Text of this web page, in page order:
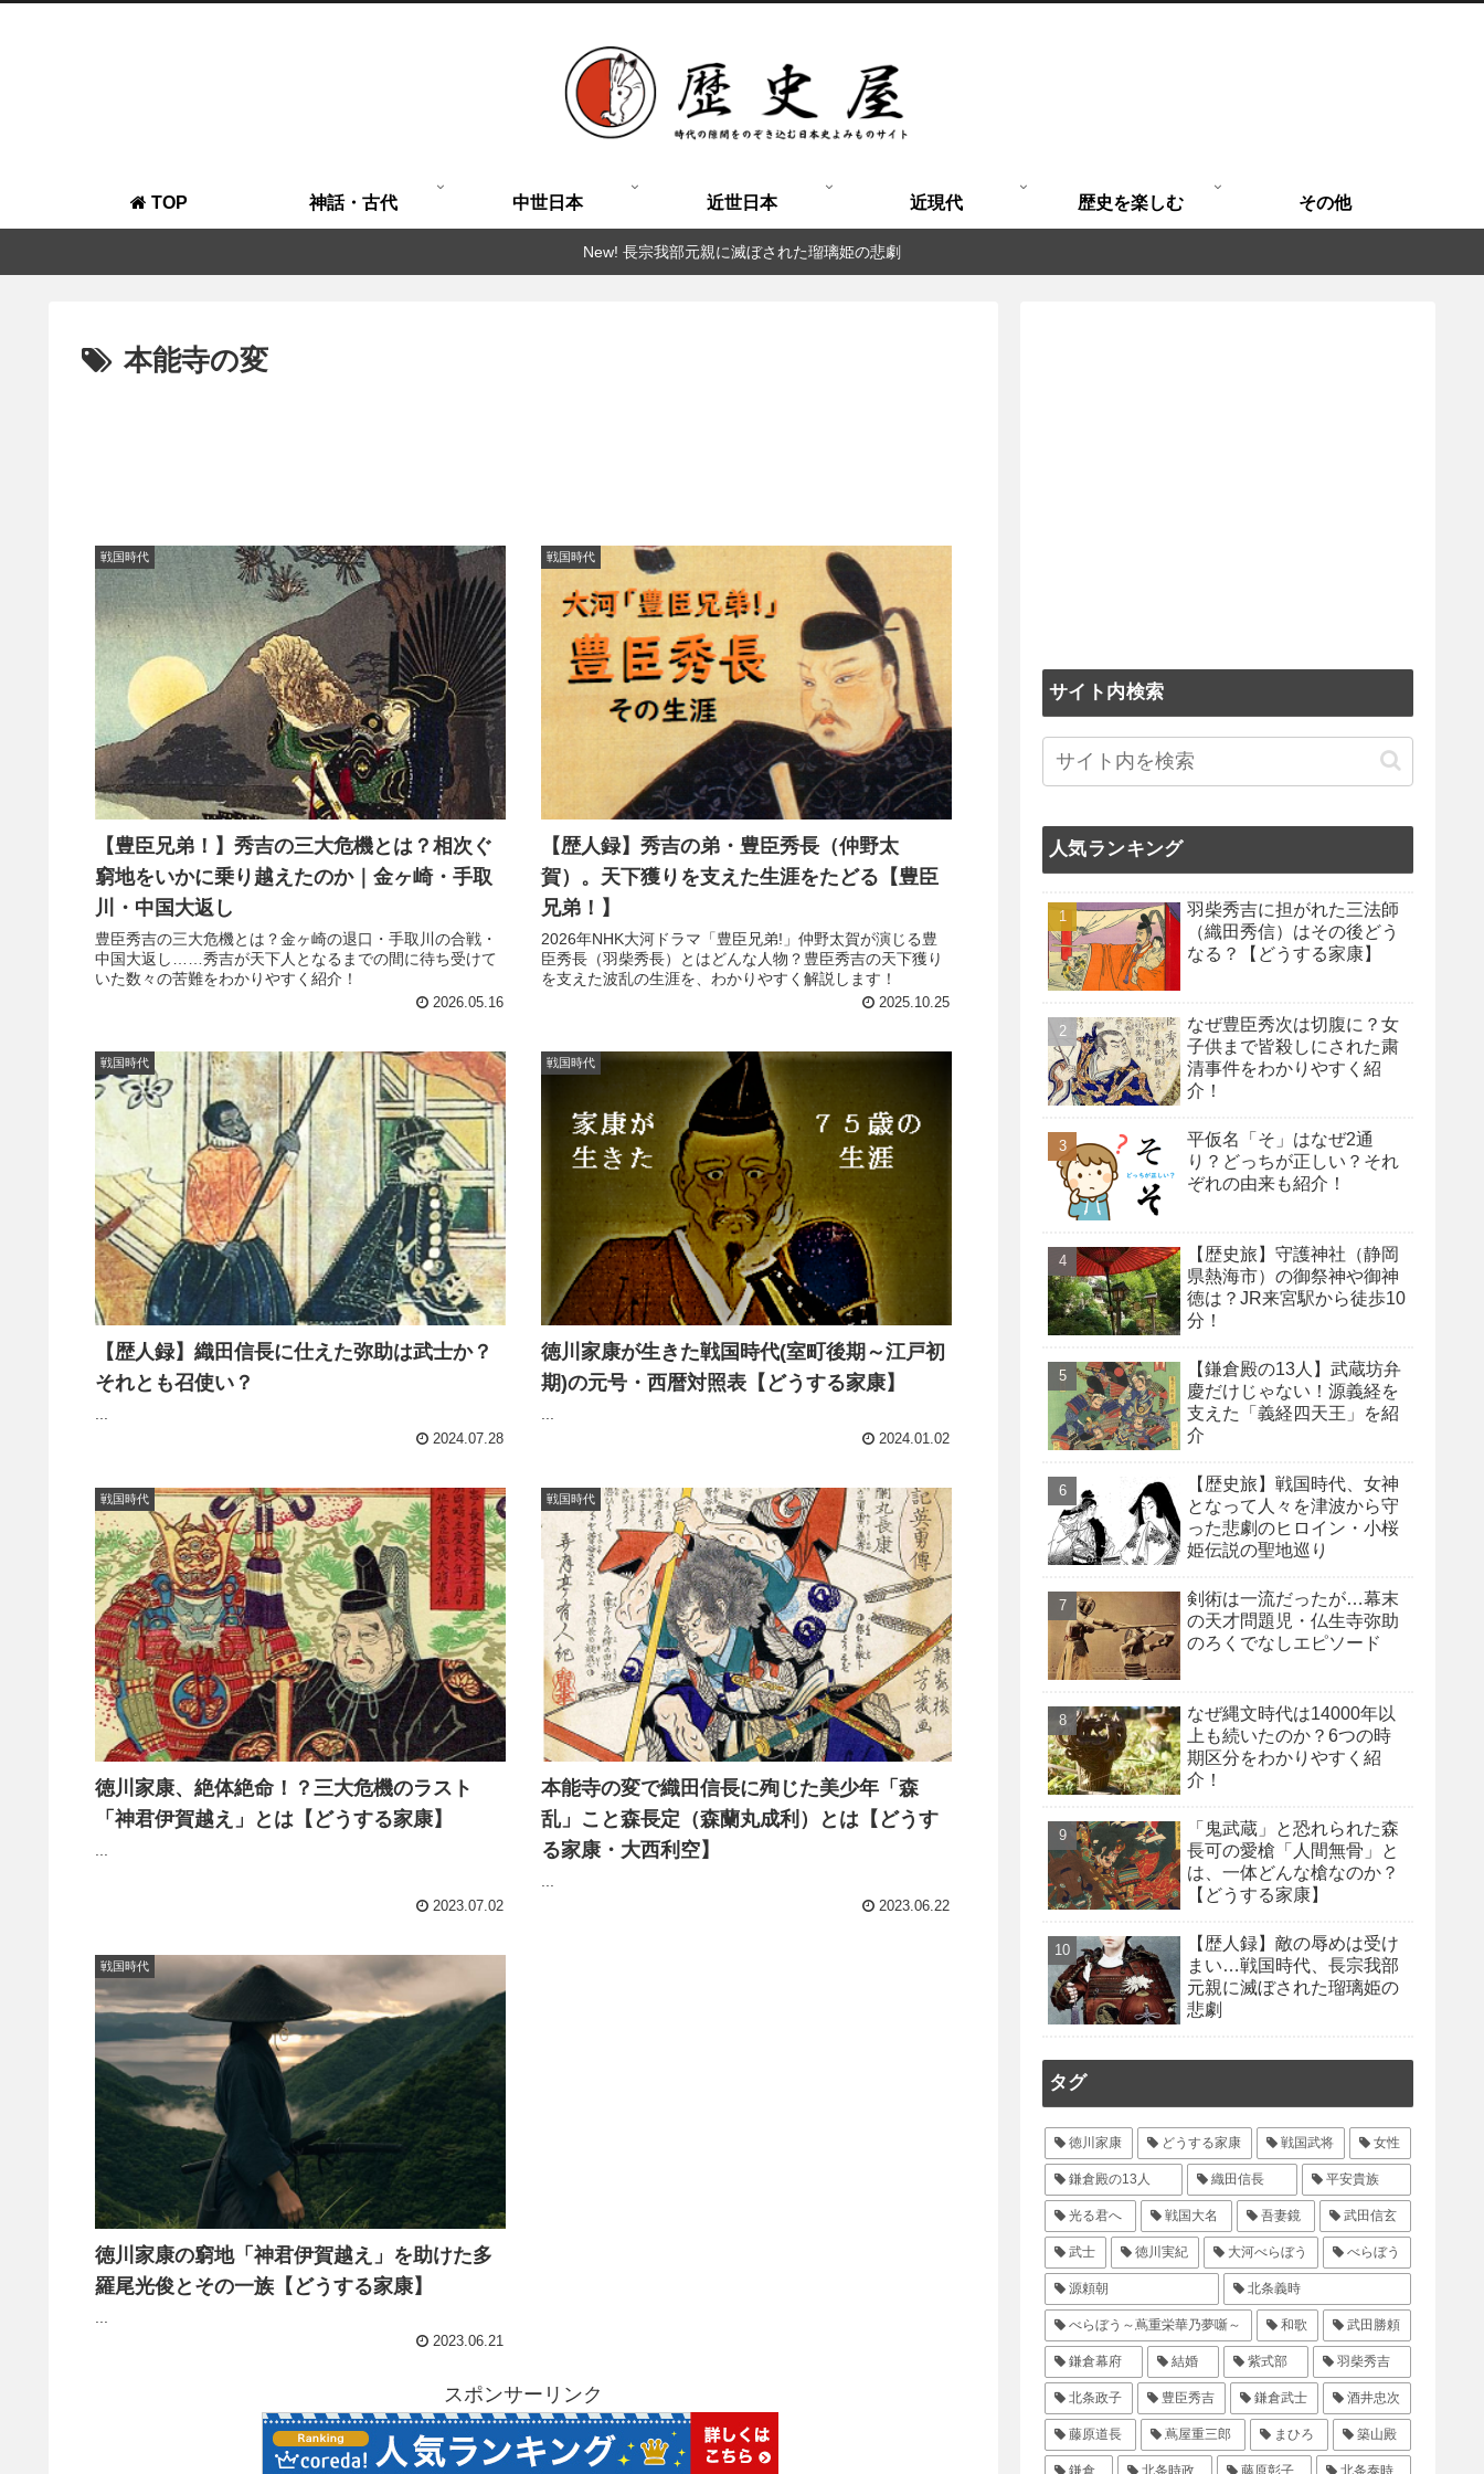
TOP 神話・古代 中世日本 近世日本 近現代 歴史を楽しむ その他
New! 長宗我部元親に滅ぼされた瑠璃姫の悲劇
本能寺の変
戦国時代
【豊臣兄弟！】秀吉の三大危機とは？相次ぐ
窮地をいかに乗り越えたのか｜金ヶ崎・手取
川・中国大返し
豊臣秀吉の三大危機とは？金ヶ崎の退口・手取川の合戦・
中国大返し……秀吉が天下人となるまでの間に待ち受けて
いた数々の苦難をわかりやすく紹介！
2026.05.16
戦国時代
【歴人録】秀吉の弟・豊臣秀長（仲野太
賀）。天下獲りを支えた生涯をたどる【豊臣
兄弟！】
2026年NHK大河ドラマ「豊臣兄弟!」仲野太賀が演じる豊
臣秀長（羽柴秀長）とはどんな人物？豊臣秀吉の天下獲り
を支えた波乱の生涯を、わかりやすく解説します！
2025.10.25
戦国時代
【歴人録】織田信長に仕えた弥助は武士か？
それとも召使い？
...
2024.07.28
戦国時代
徳川家康が生きた戦国時代(室町後期～江戸初
期)の元号・西暦対照表【どうする家康】
...
2024.01.02
戦国時代
徳川家康、絶体絶命！？三大危機のラスト
「神君伊賀越え」とは【どうする家康】
2023.07.02
戦国時代
本能寺の変で織田信長に殉じた美少年「森
乱」こと森長定（森蘭丸成利）とは【どうす
る家康・大西利空】
2023.06.22
戦国時代
徳川家康の窮地「神君伊賀越え」を助けた多
羅尾光俊とその一族【どうする家康】
2023.06.21
スポンサーリンク
サイト内検索
人気ランキング
羽柴秀吉に担がれた三法師
（織田秀信）はその後どう
なる？【どうする家康】
なぜ豊臣秀次は切腹に？女
子供まで皆殺しにされた粛
清事件をわかりやすく紹
介！
平仮名「そ」はなぜ2通
り？どっちが正しい？それ
ぞれの由来も紹介！
【歴史旅】守護神社（静岡
県熱海市）の御祭神や御神
徳は？JR来宮駅から徒歩10
分！
【鎌倉殿の13人】武蔵坊弁
慶だけじゃない！源義経を
支えた「義経四天王」を紹
介
【歴史旅】戦国時代、女神
となって人々を津波から守
った悲劇のヒロイン・小桜
姫伝説の聖地巡り
剣術は一流だったが…幕末
の天才問題児・仏生寺弥助
のろくでなしエピソード
なぜ縄文時代は14000年以
上も続いたのか？6つの時
期区分をわかりやすく紹
介！
「鬼武蔵」と恐れられた森
長可の愛槍「人間無骨」と
は、一体どんな槍なのか？
【どうする家康】
【歴人録】敵の辱めは受け
まい…戦国時代、長宗我部
元親に滅ぼされた瑠璃姫の
悲劇
タグ
徳川家康 どうする家康 戦国武将 女性
鎌倉殿の13人 織田信長 平安貴族
光る君へ 戦国大名 吾妻鏡 武田信玄
武士 徳川実紀 大河べらぼう べらぼう
源頼朝 北条義時
べらぼう～蔦重栄華乃夢噺～ 和歌 武田勝頼
鎌倉幕府 結婚 紫式部 羽柴秀吉
北条政子 豊臣秀吉 鎌倉武士 酒井忠次
藤原道長 蔦屋重三郎 まひろ 築山殿
鎌倉 北条時政 藤原彰子 北条泰時